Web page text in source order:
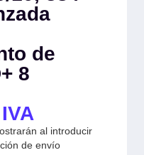
de
8
al introducir
de envío